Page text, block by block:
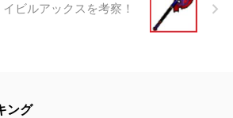
イビルアックスを考察！
ング